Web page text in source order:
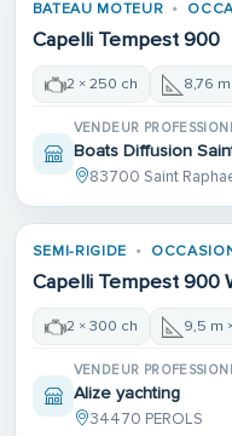
BATEAU MOTEUR
Capelli Tempest 900
2 × 250 ch 8,76 m
VENDEUR
Boats Diffusion
83700 Saint
SEMI-RIGIDE
Capelli Tempest 900
2 × 300 ch 9,5 m
VENDEUR
Alize yachting
34470 PEROLS